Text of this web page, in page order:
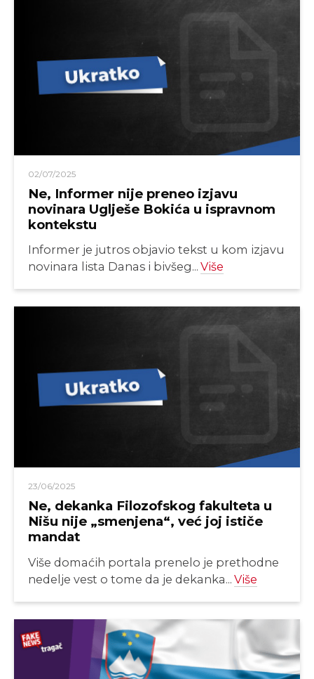
02/07/2025
Ne, Informer nije preneo izjavu
novinara Uglješe Bokića u ispravnom
kontekstu
Informer je jutros objavio tekst u kom izjavu
novinara lista Danas i bivšeg... Više
23/06/2025
Ne, dekanka Filozofskog fakulteta u
Nišu nije „smenjena“, već joj ističe
mandat
Više domaćih portala prenelo je prethodne
nedelje vest o tome da je dekanka... Više